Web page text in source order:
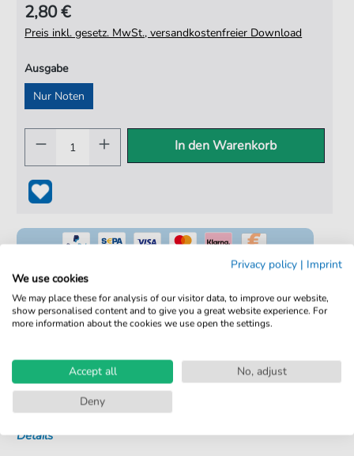
2,80 €
Preis inkl. gesetz. MwSt., versandkostenfreier Download
Ausgabe
Nur Noten
In den Warenkorb
100% Legal & Lizenziert
Kein Abo. Fairer Einzelkauf.
Sofortiger Download nach Kauf
Details
Privacy policy | Imprint
We use cookies
We may place these for analysis of our visitor data, to improve our website,
show personalised content and to give you a great website experience. For
more information about the cookies we use open the settings.
Accept all
No, adjust
Deny